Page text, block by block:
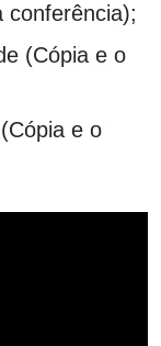
conferência);
(Cópia e o
e o